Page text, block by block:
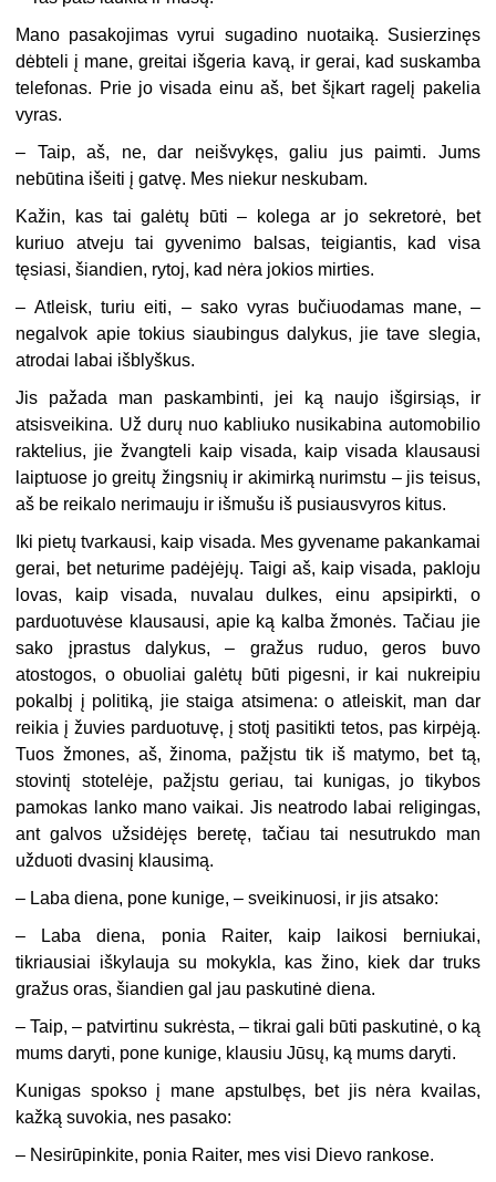
Mano pasakojimas vyrui sugadino nuotaiką. Susierzinęs
dėbteli į mane, greitai išgeria kavą, ir gerai, kad suskamba
telefonas. Prie jo visada einu aš, bet šįkart ragelį pakelia
vyras.
– Taip, aš, ne, dar neišvykęs, galiu jus paimti. Jums
nebūtina išeiti į gatvę. Mes niekur neskubam.
Kažin, kas tai galėtų būti – kolega ar jo sekretorė, bet
kuriuo atveju tai gyvenimo balsas, teigiantis, kad visa
tęsiasi, šiandien, rytoj, kad nėra jokios mirties.
–Atleisk, turiu eiti, – sako vyras bučiuodamas mane, –
negalvok apie tokius siaubingus dalykus, jie tave slegia,
atrodai labai išblyškus.
Jis pažada man paskambinti, jei ką naujo išgirsiąs, ir
atsisveikina. Už durų nuo kabliuko nusikabina automobilio
raktelius, jie žvangteli kaip visada, kaip visada klausausi
laiptuose jo greitų žingsnių ir akimirką nurimstu – jis teisus,
aš be reikalo nerimauju ir išmušu iš pusiausvyros kitus.
Iki pietų tvarkausi, kaip visada. Mes gyvename pakankamai
gerai, bet neturime padėjėjų. Taigi aš, kaip visada, pakloju
lovas, kaip visada, nuvalau dulkes, einu apsipirkti, o
parduotuvėse klausausi, apie ką kalba žmonės. Tačiau jie
sako įprastus dalykus, – gražus ruduo, geros buvo
atostogos, o obuoliai galėtų būti pigesni, ir kai nukreipiu
pokalbį į politiką, jie staiga atsimena: o atleiskit, man dar
reikia į žuvies parduotuvę, į stotį pasitikti tetos, pas kirpėją.
Tuos žmones, aš, žinoma, pažįstu tik iš matymo, bet tą,
stovintį stotelėje, pažįstu geriau, tai kunigas, jo tikybos
pamokas lanko mano vaikai. Jis neatrodo labai religingas,
ant galvos užsidėjęs beretę, tačiau tai nesutrukdo man
užduoti dvasinį klausimą.
– Laba diena, pone kunige, – sveikinuosi, ir jis atsako:
– Laba diena, ponia Raiter, kaip laikosi berniukai,
tikriausiai iškylauja su mokykla, kas žino, kiek dar truks
gražus oras, šiandien gal jau paskutinė diena.
–Taip, – patvirtinu sukrėsta, – tikrai gali būti paskutinė, o ką
mums daryti, pone kunige, klausiu Jūsų, ką mums daryti.
Kunigas spokso į mane apstulbęs, bet jis nėra kvailas,
kažką suvokia, nes pasako:
– Nesirūpinkite, ponia Raiter, mes visi Dievo rankose.